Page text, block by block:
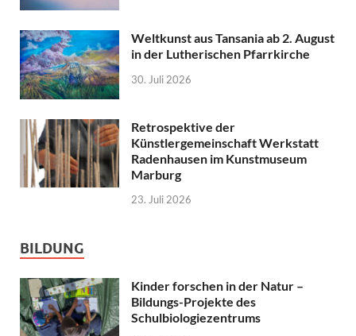
Weltkunst aus Tansania ab 2. August
in der Lutherischen Pfarrkirche
30. Juli 2026
Retrospektive der
Künstlergemeinschaft Werkstatt
Radenhausen im Kunstmuseum
Marburg
23. Juli 2026
BILDUNG
Kinder forschen in der Natur –
Bildungs-Projekte des
Schulbiologiezentrums